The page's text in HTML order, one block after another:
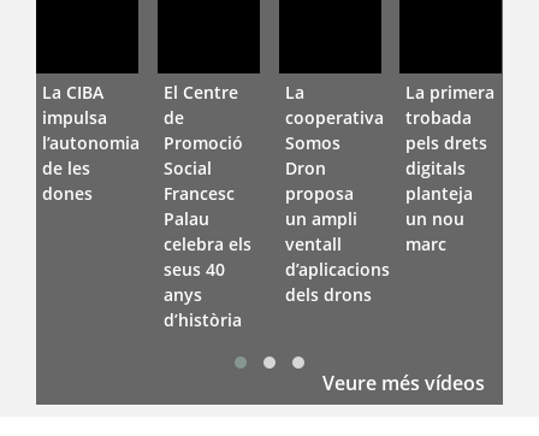
La CIBA
impulsa
l’autonomia
de les
dones
El Centre
de
Promoció
Social
Francesc
Palau
celebra els
seus 40
anys
d’història
La
cooperativa
Somos
Dron
proposa
un ampli
ventall
d’aplicacions
dels drons
La primera
trobada
pels drets
digitals
planteja
un nou
marc
Veure més vídeos